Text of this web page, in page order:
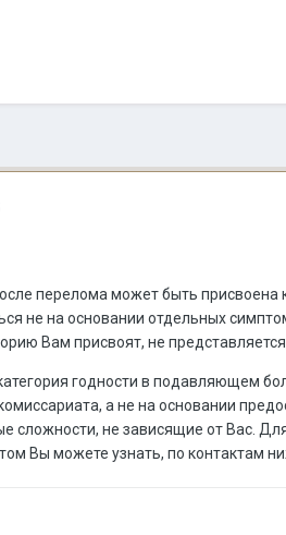
перелома может быть присвоена
не на основании отдельных
Вам присвоят, не
годности в подавляющем
а не на основании
сложности, не зависящие от Вас.
Вы можете узнать, по контактам